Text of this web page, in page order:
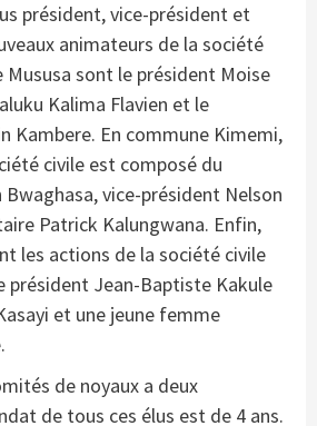
président, vice-président et
animateurs de la société
Mususa sont le président Moise
Kalima Flavien et le
Kambere. En commune Kimemi,
civile est composé du
vice-président Nelson
Patrick Kalungwana. Enfin,
les actions de la société civile
président Jean-Baptiste Kakule
et une jeune femme
de noyaux a deux
de tous ces élus est de 4 ans.